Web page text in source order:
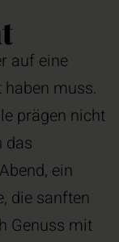
auf eine
muss.
prägen nicht
das
ein
die sanften
Genuss mit